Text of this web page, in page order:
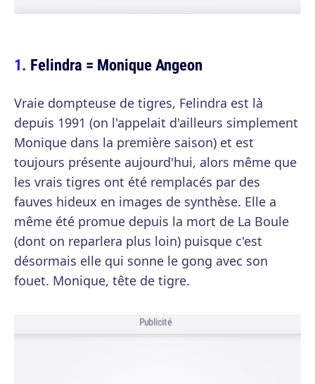
Felindra = Monique Angeon
Vraie dompteuse de tigres, Felindra est là
depuis 1991 (on l'appelait d'ailleurs simplement
Monique dans la première saison) et est
toujours présente aujourd'hui, alors même que
les vrais tigres ont été remplacés par des
fauves hideux en images de synthèse. Elle a
même été promue depuis la mort de La Boule
(dont on reparlera plus loin) puisque c'est
désormais elle qui sonne le gong avec son
fouet. Monique, tête de tigre.
Publicité